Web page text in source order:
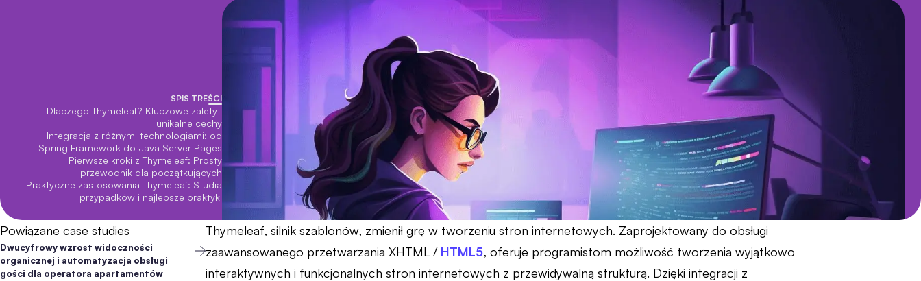
SPIS TREŚCI
Dlaczego Thymeleaf? Kluczowe zalety i
unikalne cechy
Integracja z różnymi technologiami: od
Spring Framework do Java Server Pages
Pierwsze kroki z Thymeleaf: Prosty
przewodnik dla początkujących
Praktyczne zastosowania Thymeleaf: Studia
przypadków i najlepsze praktyki
Powiązane case studies
Dwucyfrowy wzrost widoczności
organicznej i automatyzacja obsługi
gości dla operatora apartamentów
Thymeleaf, silnik szablonów, zmienił grę w tworzeniu stron internetowych. Zaprojektowany do obsługi
zaawansowanego przetwarzania XHTML / HTML5, oferuje programistom możliwość tworzenia wyjątkowo
interaktywnych i funkcjonalnych stron internetowych z przewidywalną strukturą. Dzięki integracji z